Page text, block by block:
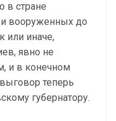
в стране
вооруженных до
или иначе,
явно не
и в конечном
теперь
губернатору.